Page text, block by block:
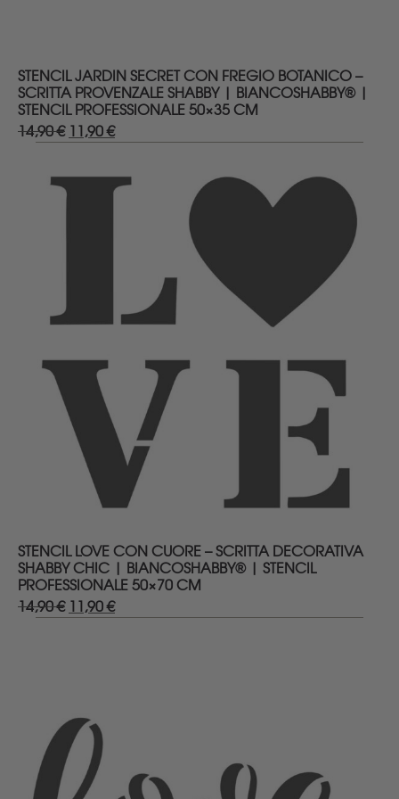
DETTAGLI
STENCIL JARDIN SECRET CON FREGIO BOTANICO –
SCRITTA PROVENZALE SHABBY | BIANCOSHABBY® |
STENCIL PROFESSIONALE 50×35 CM
14,90€ Il
prezzo
14,90 €.
11,90€Il
prezzo
11,90 €.
DETTAGLI
STENCIL LOVE CON CUORE – SCRITTA DECORATIVA
SHABBY CHIC | BIANCOSHABBY® | STENCIL
PROFESSIONALE 50×70 CM
14,90€ Il
prezzo
11,90€Il
prezzo